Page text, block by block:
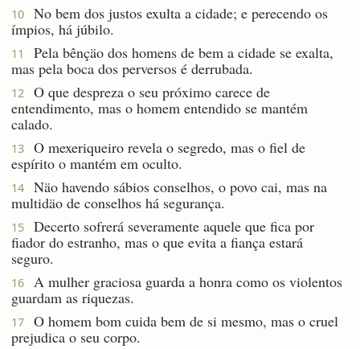
10
No bem dos justos exulta a cidade; e perecendo os
ímpios, há júbilo.
11
Pela bênçäo dos homens de bem a cidade se exalta,
mas pela boca dos perversos é derrubada.
12
O que despreza o seu próximo carece de
entendimento, mas o homem entendido se mantém
calado.
13
O mexeriqueiro revela o segredo, mas o fiel de
espírito o mantém em oculto.
14
Näo havendo sábios conselhos, o povo cai, mas na
multidäo de conselhos há segurança.
15
Decerto sofrerá severamente aquele que fica por
fiador do estranho, mas o que evita a fiança estará
seguro.
16
A mulher graciosa guarda a honra como os violentos
guardam as riquezas.
17
O homem bom cuida bem de si mesmo, mas o cruel
prejudica o seu corpo.